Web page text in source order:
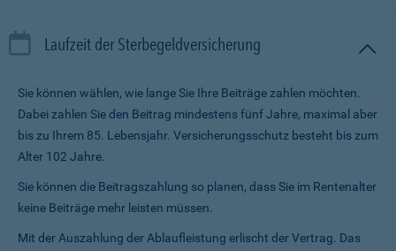
Laufzeit der Sterbegeldversicherung
Sie können wählen, wie lange Sie Ihre Beiträge zahlen möchten.
Dabei zahlen Sie den Beitrag mindestens fünf Jahre, maximal aber
bis zu Ihrem 85. Lebensjahr. Versicherungsschutz besteht bis zum
Alter 102 Jahre.
Sie können die Beitragszahlung so planen, dass Sie im Renten­alter
keine Beiträge mehr leisten müssen.
Mit der Auszahlung der Ablaufleistung erlischt der Vertrag. Das